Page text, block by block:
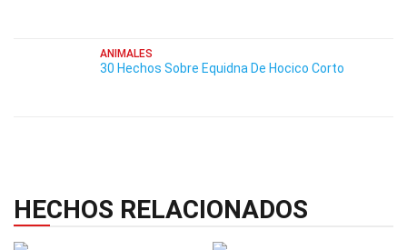
ANIMALES
30 Hechos Sobre Equidna De Hocico Corto
HECHOS RELACIONADOS